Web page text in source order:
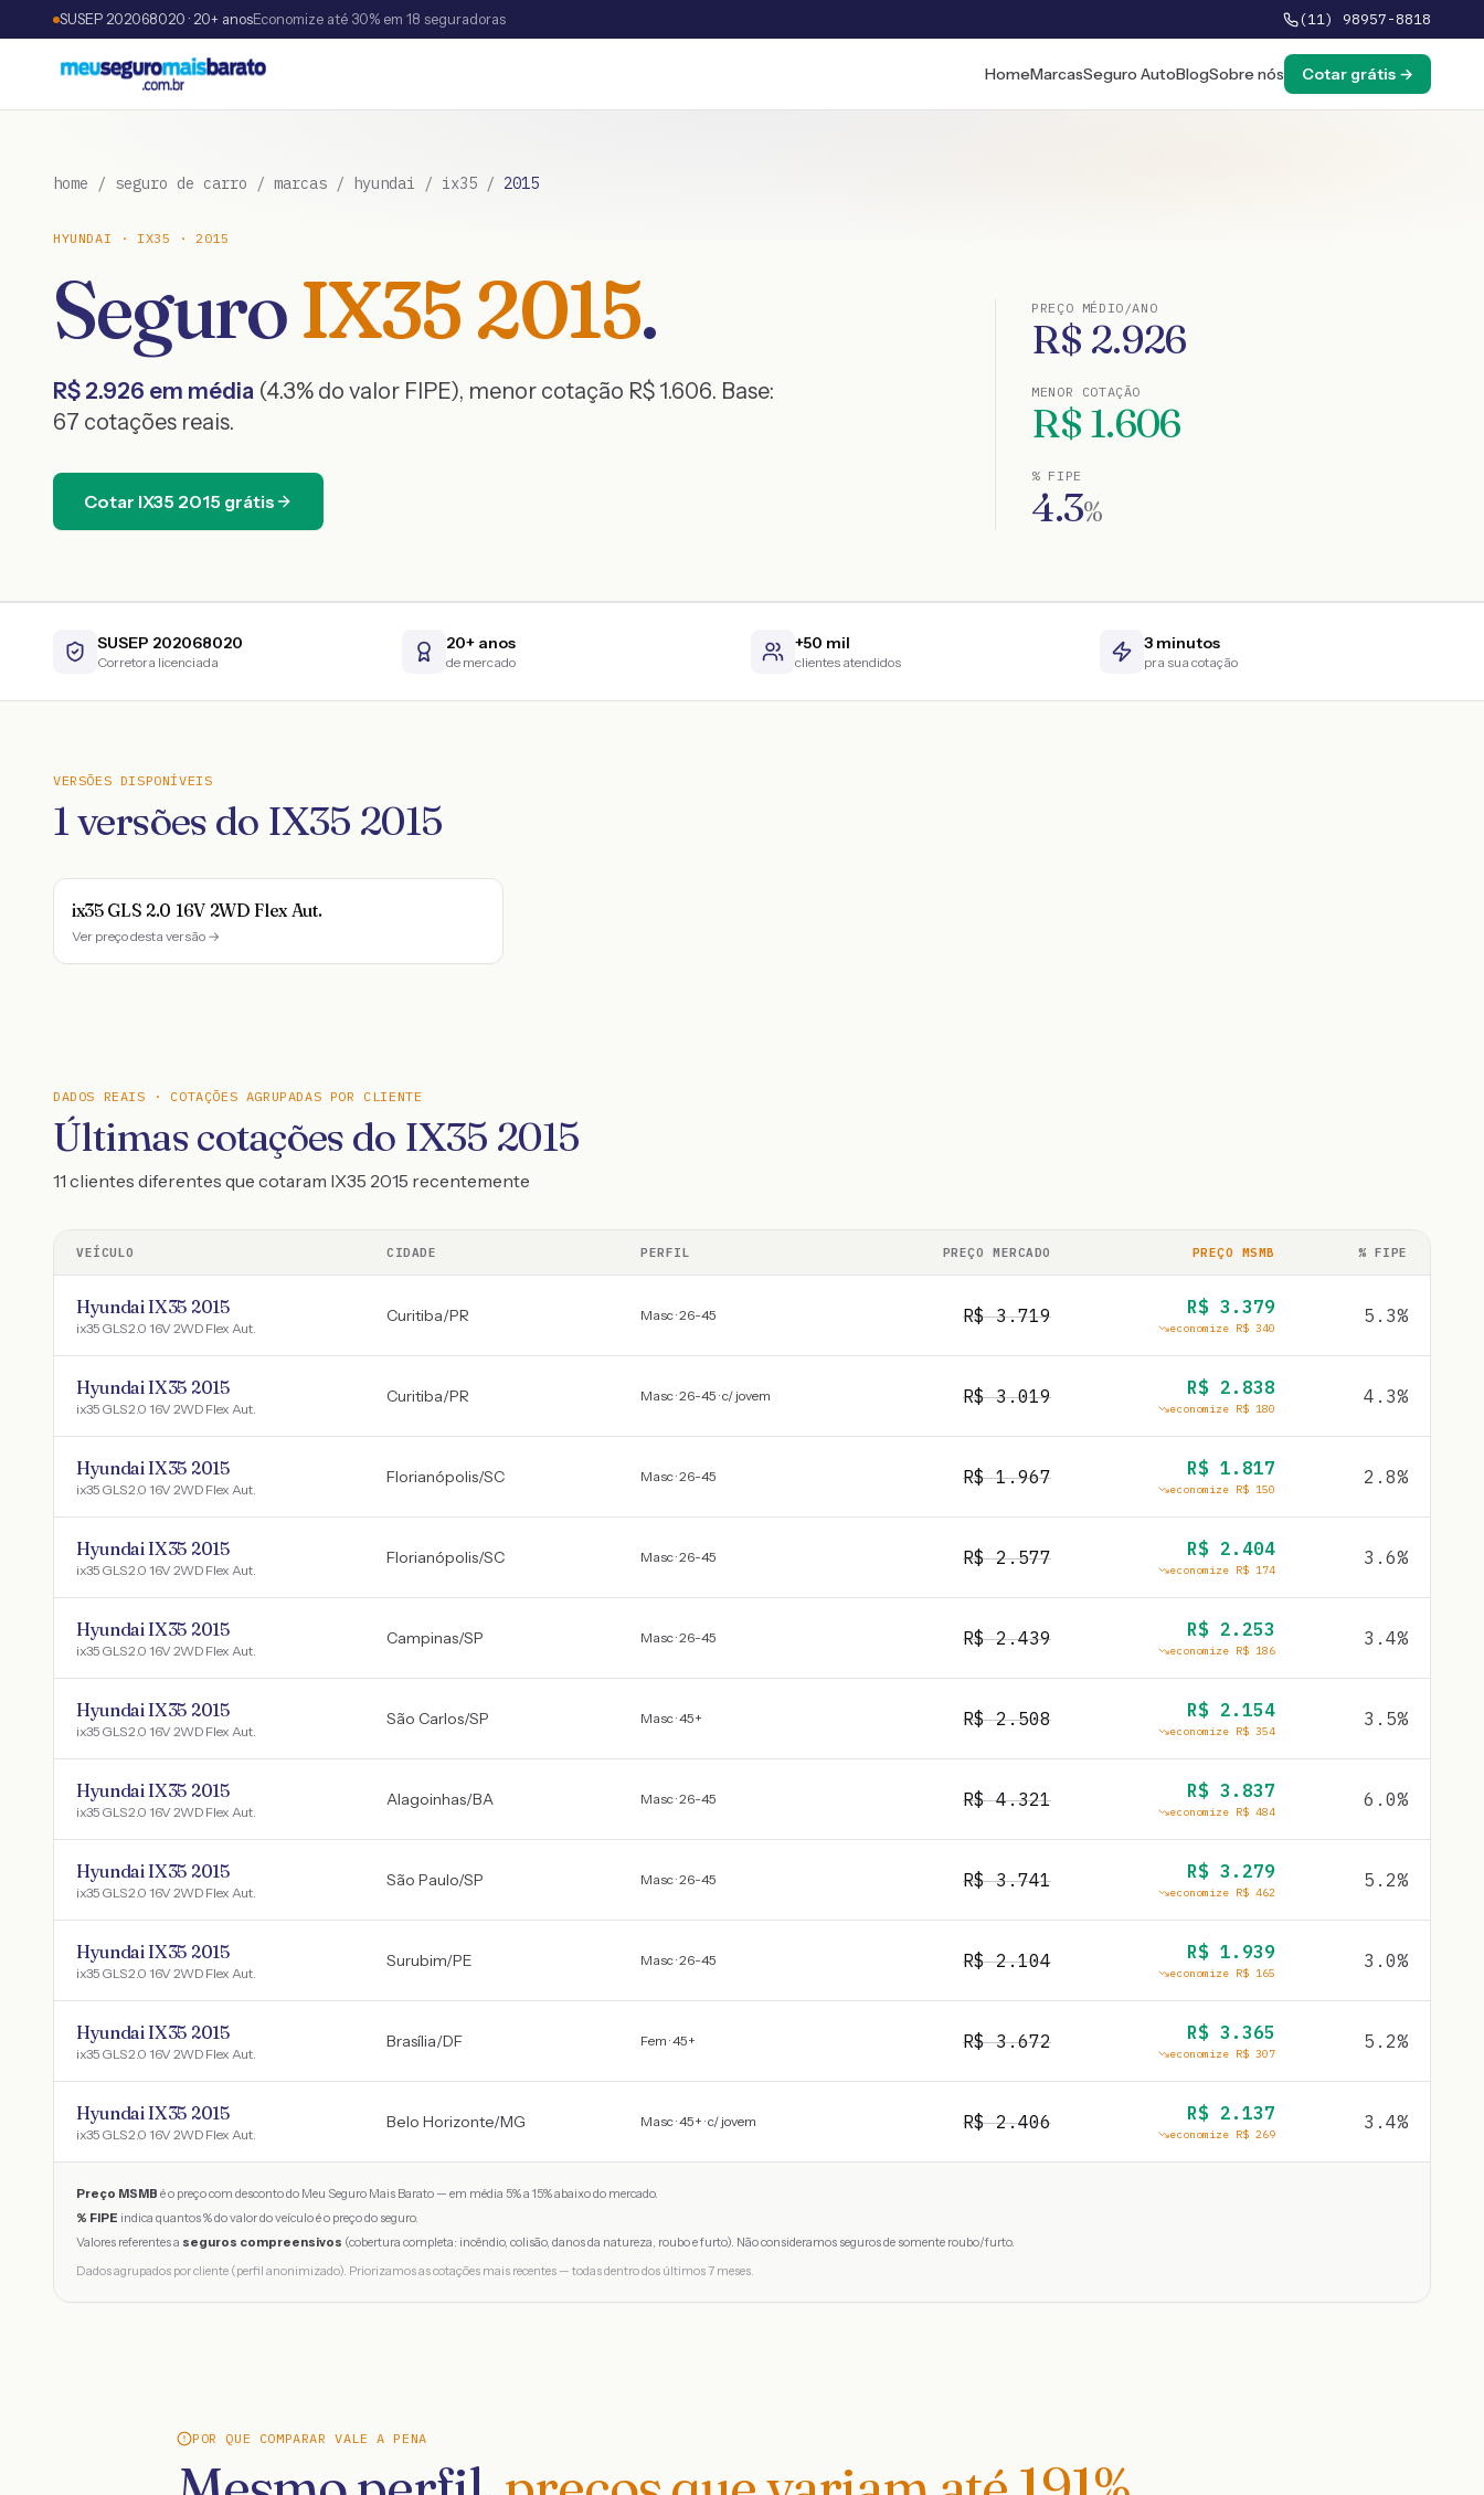
SUSEP 202068020 · 20+ anosEconomize até 30% em 18 seguradoras (11) 98957-8818
HomeMarcasSeguro AutoBlogSobre nós Cotar grátis →
home / seguro de carro / marcas / hyundai / ix35 / 2015
HYUNDAI ·IX35 · 2015
SeguroIX352015.
R$ 2.926 em média (4.3% do valor FIPE), menor cotação R$ 1.606. Base:
67 cotações reais.
Cotar IX35 2015 grátis
PREÇO MÉDIO/ANO
R$ 2.926
MENOR COTAÇÃO
R$ 1.606
% FIPE
4.3%
SUSEP 202068020
Corretora licenciada
20+ anos
de mercado
+50 mil
clientes atendidos
3 minutos
pra sua cotação
VERSÕES DISPONÍVEIS
1versões do IX35 2015
ix35 GLS 2.0 16V 2WD Flex Aut.
Ver preço desta versão →
DADOS REAIS · COTAÇÕES AGRUPADAS POR CLIENTE
Últimas cotações do IX35 2015
11 clientes diferentes que cotaram IX35 2015 recentemente
VEÍCULO CIDADE PERFIL PREÇO MERCADO PREÇO MSMB % FIPE
Hyundai IX35 2015
ix35 GLS 2.0 16V 2WD Flex Aut.
Curitiba/PR Masc · 26-45 R$3.719 R$ 3.379
economize R$ 340
5.3%
Hyundai IX35 2015
ix35 GLS 2.0 16V 2WD Flex Aut.
Curitiba/PR Masc · 26-45 · c/ jovem R$3.019 R$ 2.838
economize R$ 180
4.3%
Hyundai IX35 2015
ix35 GLS 2.0 16V 2WD Flex Aut.
Florianópolis/SC Masc · 26-45 R$1.967 R$ 1.817
economize R$ 150
2.8%
Hyundai IX35 2015
ix35 GLS 2.0 16V 2WD Flex Aut.
Florianópolis/SC Masc · 26-45 R$2.577 R$ 2.404
economize R$ 174
3.6%
Hyundai IX35 2015
ix35 GLS 2.0 16V 2WD Flex Aut.
Campinas/SP Masc · 26-45 R$2.439 R$ 2.253
economize R$ 186
3.4%
Hyundai IX35 2015
ix35 GLS 2.0 16V 2WD Flex Aut.
São Carlos/SP Masc · 45+ R$2.508 R$ 2.154
economize R$ 354
3.5%
Hyundai IX35 2015
ix35 GLS 2.0 16V 2WD Flex Aut.
Alagoinhas/BA Masc · 26-45 R$4.321 R$ 3.837
economize R$ 484
6.0%
Hyundai IX35 2015
ix35 GLS 2.0 16V 2WD Flex Aut.
São Paulo/SP Masc · 26-45 R$3.741 R$ 3.279
economize R$ 462
5.2%
Hyundai IX35 2015
ix35 GLS 2.0 16V 2WD Flex Aut.
Surubim/PE Masc · 26-45 R$2.104 R$ 1.939
economize R$ 165
3.0%
Hyundai IX35 2015
ix35 GLS 2.0 16V 2WD Flex Aut.
Brasília/DF Fem · 45+ R$3.672 R$ 3.365
economize R$ 307
5.2%
Hyundai IX35 2015
ix35 GLS 2.0 16V 2WD Flex Aut.
Belo Horizonte/MG Masc · 45+ · c/ jovem R$2.406 R$ 2.137
economize R$ 269
3.4%
Preço MSMB é o preço com desconto do Meu Seguro Mais Barato — em média 5% a 15% abaixo do mercado.
% FIPE indica quantos % do valor do veículo é o preço do seguro.
Valores referentes a seguros compreensivos (cobertura completa: incêndio, colisão, danos da natureza, roubo e furto). Não consideramos seguros de somente roubo/furto.
Dados agrupados por cliente (perfil anonimizado). Priorizamos as cotações mais recentes — todas dentro dos últimos 7 meses.
POR QUE COMPARAR VALE A PENA